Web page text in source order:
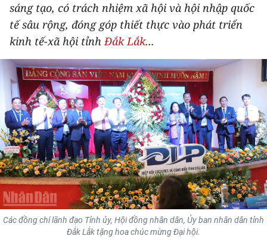
THẾ GIỚI
THỂ THAO
GIÁO DỤC
Y TẾ
KHOA HỌC - CÔNG NGHỆ
MÔI TRƯỜNG
BẠN ĐỌC
KIỂM CHỨNG THÔNG TIN
TRI THỨC CHUYÊN SÂU
sáng tạo, có trách nhiệm xã hội và hội nhập quốc
tế sâu rộng, đóng góp thiết thực vào phát triển
kinh tế-xã hội tỉnhĐắk Lắk...
Các đồng chí lãnh đạo Tỉnh ủy, Hội đồng nhân dân, Ủy ban nhân dân tỉnh
Đắk Lắk tặng hoa chúc mừng Đại hội.